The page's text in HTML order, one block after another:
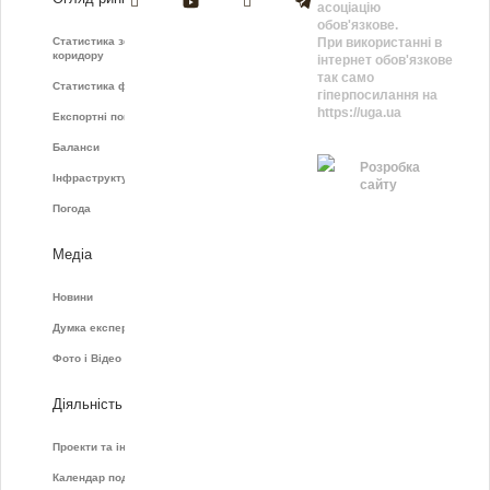
Статистика зернового
коридору
Статистика фрахту
Експортні показники
Баланси
Інфраструктура
Погода
Медіа
Новини
Думка експертів
Фото і Відео
Діяльність
Проекти та ініціативи
Календар подій
асоціацію
обов'язкове.
При використанні в
інтернет обов'язкове
так само
гіперпосилання на
https://uga.ua
Розробка
сайту